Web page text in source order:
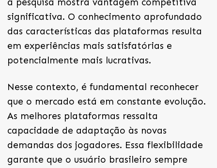
à pesquisa mostra vantagem competitiva
significativa. O conhecimento aprofundado
das características das plataformas resulta
em experiências mais satisfatórias e
potencialmente mais lucrativas.
Nesse contexto, é fundamental reconhecer
que o mercado está em constante evolução.
As melhores plataformas ressalta
capacidade de adaptação às novas
demandas dos jogadores. Essa flexibilidade
garante que o usuário brasileiro sempre